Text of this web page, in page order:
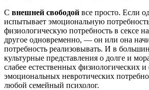
С внешней свободой все просто. Если
испытывает эмоциональную
физиологическую потребность в сексе
другое одновременно, — он или она
потребность реализовывать. И в
культурные представления о долге и
слабее естественных физиологических
эмоциональных невротических
любой семейный психолог.